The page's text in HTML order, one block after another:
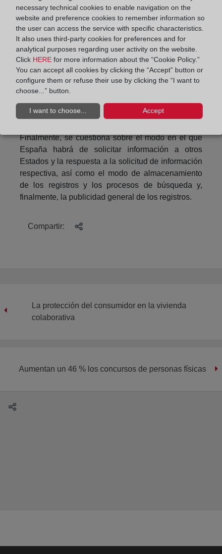
autoridades pueden proporcionar información a
través de la pasarela digital única; la resolución de
las dudas que surjan en el proceso sobre el
adecuado cumplimiento de las formalidades; la
prevención del fraude, de los abusos y del pirateo
empresarial y el modo de combatirlos; el
establecimiento de controles de identidad para
garantizar la prestación del consentimiento, la
capacidad jurídica, la acreditación de la identidad y
en su caso de la representación.
Finalmente, se cuestiona sobre el modo en el que
España habrá de solicitar información a otros
Estados y la respuesta a la solicitud de información
respectiva, así como el modo de almacenamiento
de los registros y los procesos de búsqueda y,
finalmente, la publicidad general de los registros.
Compartir:
La protección del consumidor en la vivienda
colaborativa
Aumentan un 46 % los concursos de personas físicas
necessary technical cookies to enable navigation on the
website and preference cookies to remember information so
the user can access the service with specific characteristics.
It also uses third-party cookies for preferences and for
analytical purposes regarding user activity on the website.
Click HERE for more information about the “Cookie Policy.”
You can accept all cookies by clicking the “Accept” button or
configure them or refuse their use by clicking the “I want to
choose...” button.
I want to choose... Accept